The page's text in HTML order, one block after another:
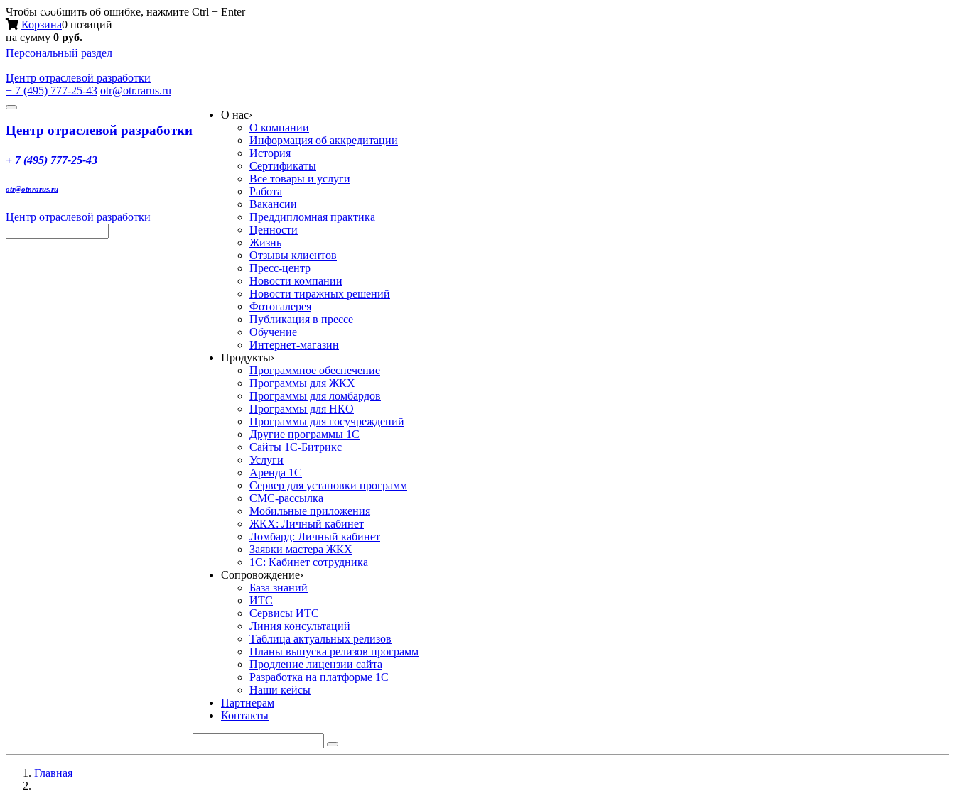
Чтобы сообщить об ошибке, нажмите Ctrl + Enter
Корзина0 позиций
на сумму 0 руб.
Персональный раздел
Центр отраслевой разработки
+ 7 (495) 777-25-43 otr@otr.rarus.ru
Toggle
Меню
Центр отраслевой разработки
+ 7 (495) 777-25-43
otr@otr.rarus.ru
Центр отраслевой разработки
О нас›
О компании
Информация об аккредитации
История
Сертификаты
Все товары и услуги
Работа
Вакансии
Преддипломная практика
Ценности
Жизнь
Отзывы клиентов
Пресс-центр
Новости компании
Новости тиражных решений
Фотогалерея
Публикация в прессе
Обучение
Интернет-магазин
Продукты›
Программное обеспечение
Программы для ЖКХ
Программы для ломбардов
Программы для НКО
Программы для госучреждений
Другие программы 1С
Сайты 1С-Битрикс
Услуги
Аренда 1С
Сервер для установки программ
СМС-рассылка
Мобильные приложения
ЖКХ: Личный кабинет
Ломбард: Личный кабинет
Заявки мастера ЖКХ
1С: Кабинет сотрудника
Сопровождение›
База знаний
ИТС
Сервисы ИТС
Линия консультаций
Таблица актуальных релизов
Планы выпуска релизов программ
Продление лицензии сайта
Разработка на платформе 1С
Наши кейсы
Партнерам
Контакты
Главная